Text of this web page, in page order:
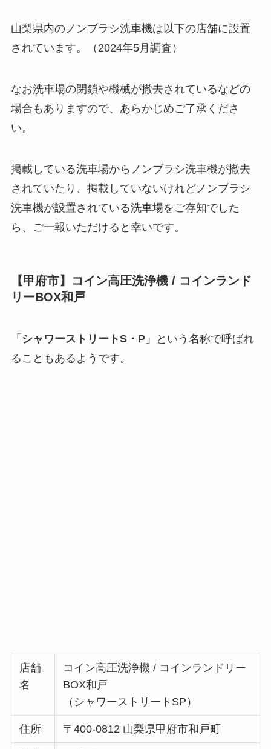
山梨県内のノンブラシ洗車機は以下の店舗に設置
されています。（2024年5月調査）
なお洗車場の閉鎖や機械が撤去されているなどの
場合もありますので、あらかじめご了承くださ
い。
掲載している洗車場からノンブラシ洗車機が撤去
されていたり、掲載していないけれどノンブラシ
洗車機が設置されている洗車場をご存知でした
ら、ご一報いただけると幸いです。
【甲府市】コイン高圧洗浄機 / コインランド
リーBOX和戸
「 シャワーストリートS・P」という名称で呼ばれ
ることもあるようです。
店舗
名
コイン高圧洗浄機 / コインランドリー
BOX和戸
（シャワーストリートSP）
住所 〒400-0812 山梨県甲府市和戸町